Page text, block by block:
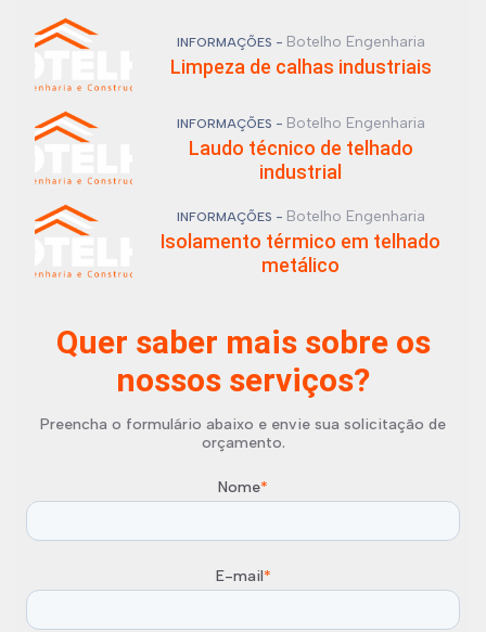
INFORMAÇÕES - Botelho Engenharia
Limpeza de calhas industriais
INFORMAÇÕES - Botelho Engenharia
Laudo técnico de telhado
industrial
INFORMAÇÕES - Botelho Engenharia
Isolamento térmico em telhado
metálico
Quer saber mais sobre os
nossos serviços?
Preencha o formulário abaixo e envie sua solicitação de
orçamento.
Nome*
E-mail*